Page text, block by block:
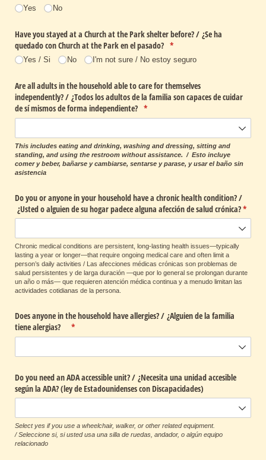
Yes No
Have you stayed at a Church at the Park shelter before? /​ ¿Se ha
quedado con Church at the Park en el pasado? *
(required)
Yes /​ Si No I'm not sure /​ No estoy seguro
Are all adults in the household able to care for themselves
independently? /​ ¿Todos los adultos de la familia son capaces de cuidar
de sí mismos de forma independiente? *
(required)
This includes eating and drinking, washing and dressing, sitting and
standing, and using the restroom without assistance. / Esto incluye
comer y beber, bañarse y cambiarse, sentarse y parase, y usar el baño sin
asistencia
Do you or anyone in your household have a chronic health condition? /​
¿Usted o alguien de su hogar padece alguna afección de salud crónica?*
Chronic medical conditions are persistent, long-lasting health issues—typically
lasting a year or longer—that require ongoing medical care and often limit a
person’s daily activities / Las afecciones médicas crónicas son problemas de
salud persistentes y de larga duración —que por lo general se prolongan durante
un año o más— que requieren atención médica continua y a menudo limitan las
actividades cotidianas de la persona.
Does anyone in the household have allergies? /​ ¿Alguien de la familia
tiene alergias?
*
(required)
Do you need an ADA accessible unit? /​ ¿Necesita una unidad accesible
según la ADA? (ley de Estadounidenses con Discapacidades)
Select yes if you use a wheelchair, walker, or other related equipment.
/Seleccione si, si usted usa una silla de ruedas, andador, o algún equipo
relacionado